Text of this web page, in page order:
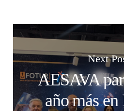
Next
AESAVA
año más en